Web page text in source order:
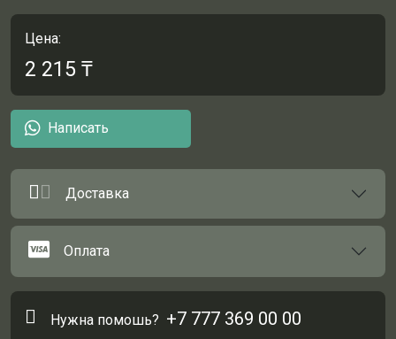
Цена:
2 215 ₸
Написать
Доставка
Оплата
Нужна помошь? +7 777 369 00 00